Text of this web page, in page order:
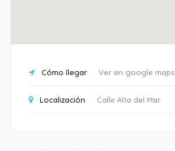
Cómo llegar Ver en google maps
Localización Calle Alta del Mar